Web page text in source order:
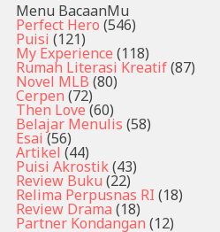
Menu BacaanMu
Perfect Hero (546)
Puisi (121)
My Experience (118)
Rumah Literasi Kreatif(87)
Novel MLB (80)
Cerpen (72)
Then Love (60)
Belajar Menulis (58)
Esai (56)
Artikel (44)
Puisi Akrostik(43)
Review Buku (22)
Relima Perpusnas RI (18)
Review Drama (18)
Partner Kondangan (12)